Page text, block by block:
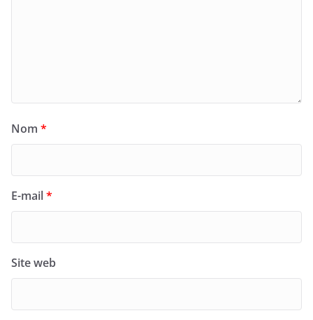
Nom *
E-mail*
Site web